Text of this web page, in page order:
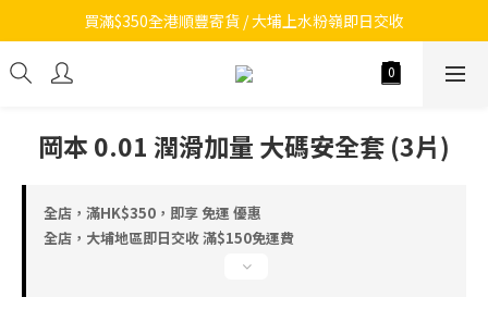
買滿$350全港順豐寄貨 / 大埔上水粉嶺即日交收
岡本 0.01 潤滑加量 大碼安全套 (3片)
全店，滿HK$350，即享 免運 優惠
全店，大埔地區即日交收 滿$150免運費